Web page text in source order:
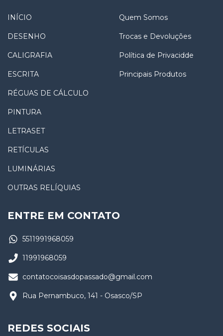
INÍCIO
DESENHO
CALIGRAFIA
ESCRITA
RÉGUAS DE CÁLCULO
PINTURA
LETRASET
RETÍCULAS
LUMINÁRIAS
OUTRAS RELÍQUIAS
Quem Somos
Trocas e Devoluções
Política de Privacidde
Principais Produtos
ENTRE EM CONTATO
5511991968059
11991968059
contatocoisasdopassado@gmail.com
Rua Pernambuco, 141 - Osasco/SP
REDES SOCIAIS